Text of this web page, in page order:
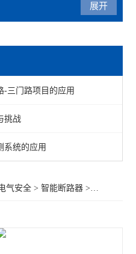
展开
-三门路项目的应用
挑战
系统的应用
气安全 >智能断路器 >短路超温保护智能微型断路器